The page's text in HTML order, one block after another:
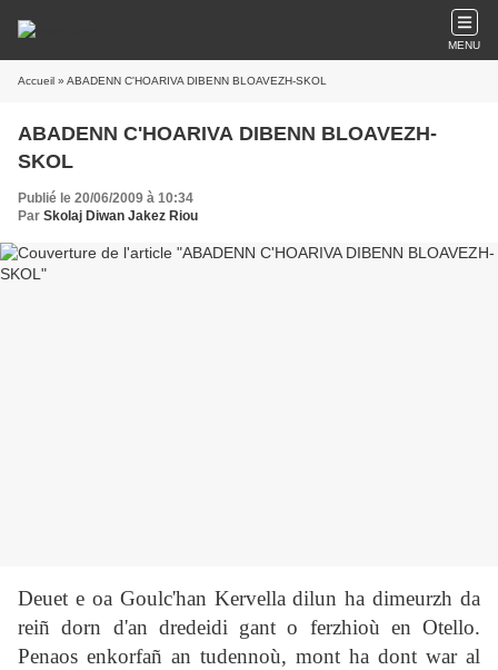
MENU
Accueil » ABADENN C'HOARIVA DIBENN BLOAVEZH-SKOL
ABADENN C'HOARIVA DIBENN BLOAVEZH-
SKOL
Publié le 20/06/2009 à 10:34
Par Skolaj Diwan Jakez Riou
Deuet e oa Goulc'han Kervella dilun ha dimeurzh da
reiñ dorn d'an dredeidi gant o ferzhioù en Otello.
Penaos enkorfañ an tudennoù, mont ha dont war al